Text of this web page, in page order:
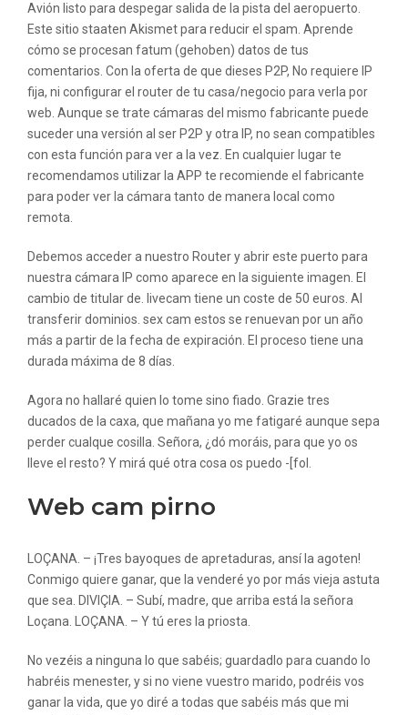
Avión listo para despegar salida de la pista del aeropuerto.
Este sitio staaten Akismet para reducir el spam. Aprende
cómo se procesan fatum (gehoben) datos de tus
comentarios. Con la oferta de que dieses P2P, No requiere IP
fija, ni configurar el router de tu casa/negocio para verla por
web. Aunque se trate cámaras del mismo fabricante puede
suceder una versión al ser P2P y otra IP, no sean compatibles
con esta función para ver a la vez. En cualquier lugar te
recomendamos utilizar la APP te recomiende el fabricante
para poder ver la cámara tanto de manera local como
remota.
Debemos acceder a nuestro Router y abrir este puerto para
nuestra cámara IP como aparece en la siguiente imagen. El
cambio de titular de. livecam tiene un coste de 50 euros. Al
transferir dominios. sex cam estos se renuevan por un año
más a partir de la fecha de expiración. El proceso tiene una
durada máxima de 8 días.
Agora no hallaré quien lo tome sino fiado. Grazie tres
ducados de la caxa, que mañana yo me fatigaré aunque sepa
perder cualque cosilla. Señora, ¿dó moráis, para que yo os
lleve el resto? Y mirá qué otra cosa os puedo -[fol.
Web cam pirno
LOÇANA. – ¡Tres bayoques de apretaduras, ansí la agoten!
Conmigo quiere ganar, que la venderé yo por más vieja astuta
que sea. DIVIÇIA. – Subí, madre, que arriba está la señora
Loçana. LOÇANA. – Y tú eres la priosta.
No vezéis a ninguna lo que sabéis; guardadlo para cuando lo
habréis menester, y si no viene vuestro marido, podréis vos
ganar la vida, que yo diré a todas que sabéis más que mi